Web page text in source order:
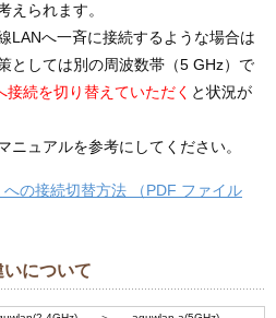
えられます。
LANへ一斉に接続するような場合は
としては別の周波数帯（5 GHz）で
接続を切り替えていただく と状況が
ニュアルを参考にしてください。
の接続切替方法 （PDF ファイル
について